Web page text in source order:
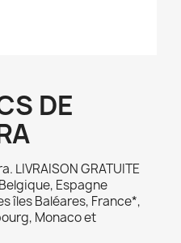
DE
LIVRAISON GRATUITE
Espagne
îles Baléares, France*,
Monaco et